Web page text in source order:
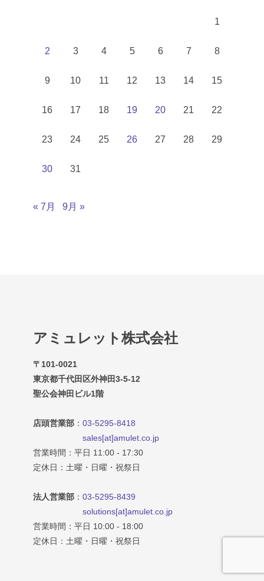
1
2 3 4 5 6 7 8
9 10 11 12 13 14 15
16 17 18 19 20 21 22
23 24 25 26 27 28 29
30 31
« 7月 9月 »
アミュレット株式会社
〒101-0021
東京都千代田区外神田3-5-12
聖公会神田ビル1階
店頭営業部 ： 03-5295-8418
sales[at]amulet.co.jp
営業時間：平日 11:00 - 17:30
定休日：土曜・日曜・祝祭日
法人営業部 ： 03-5295-8439
solutions[at]amulet.co.jp
営業時間：平日 10:00 - 18:00
定休日：土曜・日曜・祝祭日